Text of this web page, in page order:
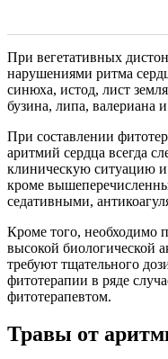
При вегетативных
нарушениями ритма
синюха, истод, лист
бузина, липа, валериана
При составлении
аритмий сердца всегда
клиническую ситуацию и
кроме
седативными,
Кроме того, необходимо
высокой биологической
требуют тщательного
фитотерапии в ряде
фитотерапевтом.
Травы от